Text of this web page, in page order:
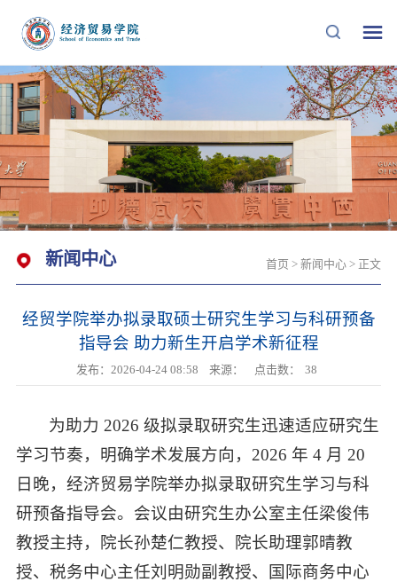
新闻中心 首页 >新闻中心 > 正文
经贸学院举办拟录取硕士研究生学习与科研预备
指导会 助力新生开启学术新征程
发布：2026-04-24 08:58 来源： 点击数： 38
为助力 2026 级拟录取研究生迅速适应研究生
学习节奏，明确学术发展方向，2026 年 4 月 20
日晚，经济贸易学院举办拟录取研究生学习与科
研预备指导会。会议由研究生办公室主任梁俊伟
教授主持，院长孙楚仁教授、院长助理郭晴教
授、税务中心主任刘明勋副教授、国际商务中心